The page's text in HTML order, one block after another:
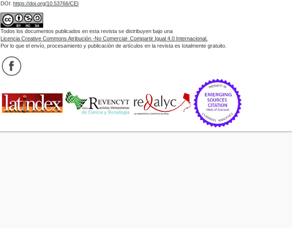
DOI: https://doi.org/10.53766/CEI
Todos los documentos publicados en esta revista se distribuyen bajo una
Licencia Creative Commons Atribución -No Comercial- Compartir Igual 4.0 Internacional.
Por lo que el envío, procesamiento y publicación de artículos en la revista es totalmente gratuito.